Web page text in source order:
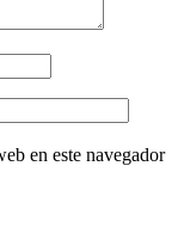
en este navegador